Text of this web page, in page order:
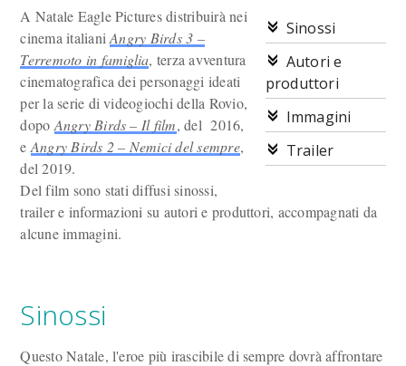
Sinossi
Autori e
produttori
Immagini
Trailer
A Natale Eagle Pictures distribuirà nei
cinema italianiAngry Birds 3 –
Terremoto in famiglia, terza avventura
cinematografica dei personaggi ideati
per la serie di videogiochi della Rovio,
dopo Angry Birds – Il film, del 2016,
e Angry Birds 2 – Nemici del sempre,
del 2019.
Del film sono stati diffusi sinossi,
trailer e informazioni su autori e produttori, accompagnati da
alcune immagini.
Sinossi
Questo Natale, l'eroe più irascibile di sempre dovrà affrontare